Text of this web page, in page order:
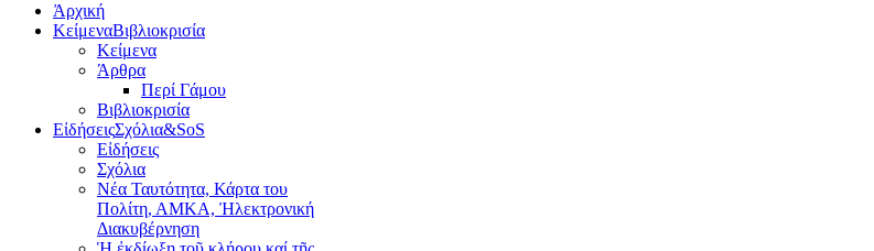
Ἀρχική
ΚείμεναΒιβλιοκρισία
Κείμενα
Άρθρα
Περί Γάμου
Βιβλιοκρισία
ΕἰδήσειςΣχόλια&SoS
Εἰδήσεις
Σχόλια
Νέα Ταυτότητα, Κάρτα του
Πολίτη, ΑΜΚΑ, Ἠλεκτρονική
Διακυβέρνηση